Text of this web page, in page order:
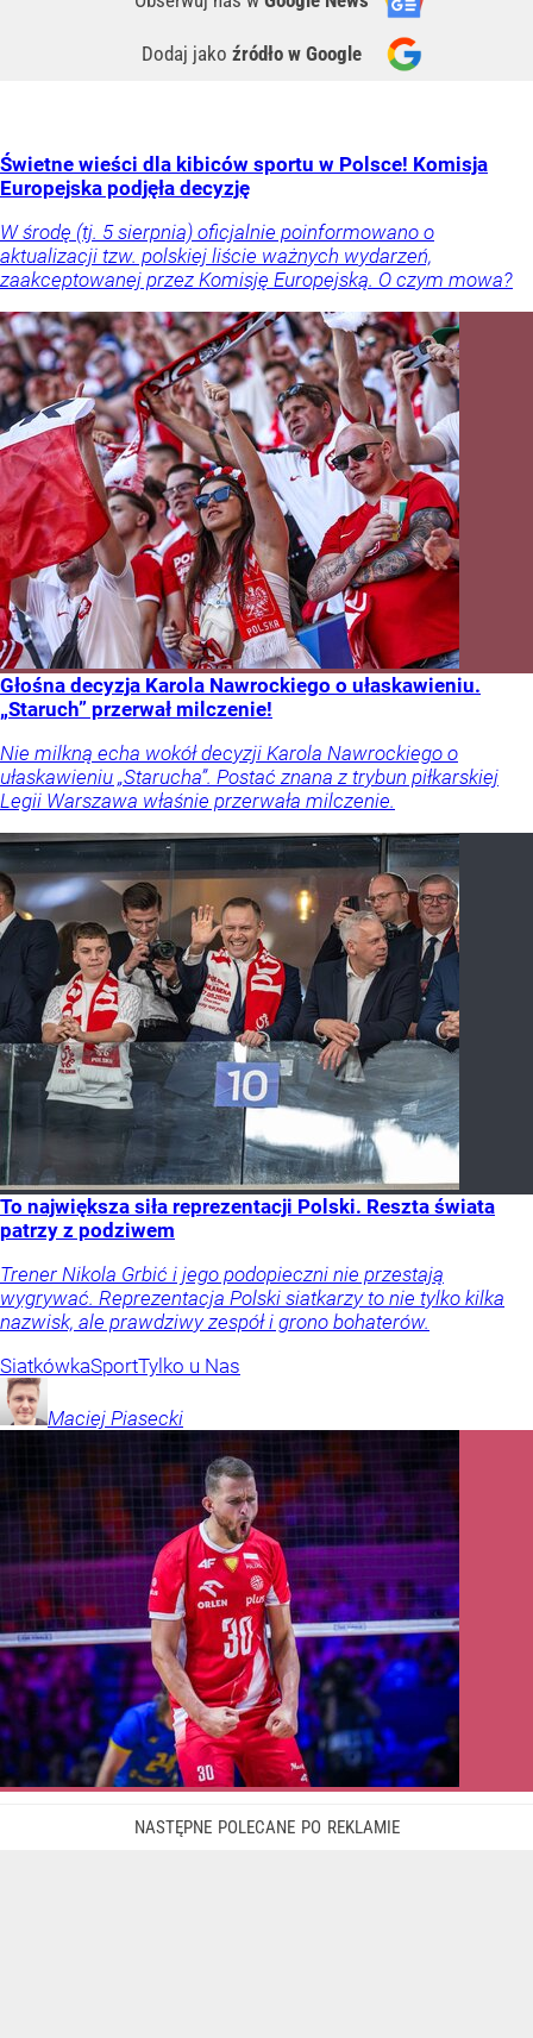
Dodaj jako źródło w Google
Świetne wieści dla kibiców sportu w Polsce! Komisja
Europejska podjęła decyzję
W środę (tj. 5 sierpnia) oficjalnie poinformowano o
aktualizacji tzw. polskiej liście ważnych wydarzeń,
zaakceptowanej przez Komisję Europejską. O czym mowa?
Głośna decyzja Karola Nawrockiego o ułaskawieniu.
„Staruch” przerwał milczenie!
Nie milkną echa wokół decyzji Karola Nawrockiego o
ułaskawieniu „Starucha”. Postać znana z trybun piłkarskiej
Legii Warszawa właśnie przerwała milczenie.
To największa siła reprezentacji Polski. Reszta świata
patrzy z podziwem
Trener Nikola Grbić i jego podopieczni nie przestają
wygrywać. Reprezentacja Polski siatkarzy to nie tylko kilka
nazwisk, ale prawdziwy zespół i grono bohaterów.
SiatkówkaSportTylko u Nas
Maciej Piasecki